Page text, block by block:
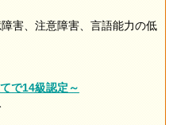
害、注意障害、言語能力の低
で14級認定～